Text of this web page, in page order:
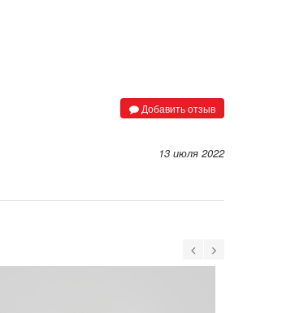
Добавить отзыв
13 июля 2022